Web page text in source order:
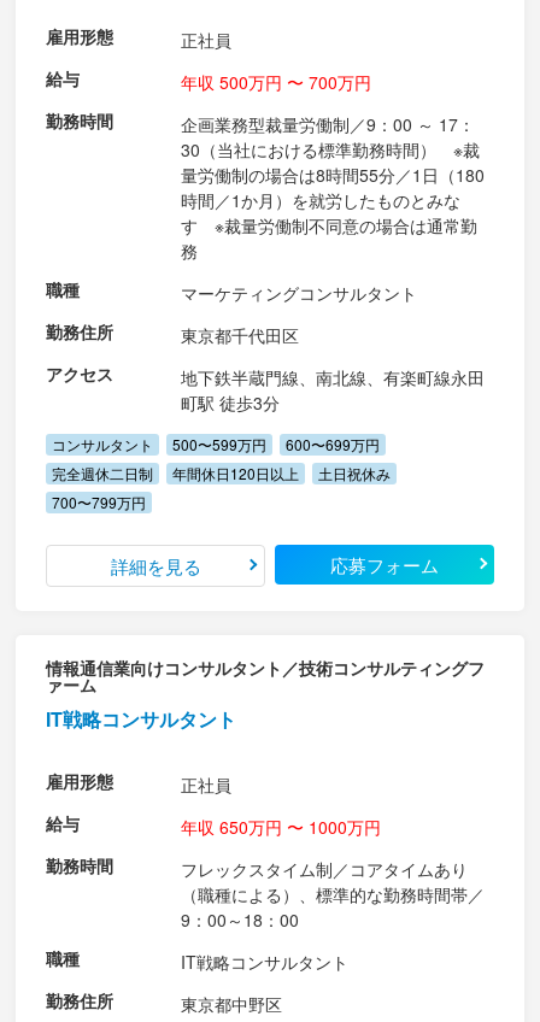
雇用形態
正社員
給与
年収 500万円 〜 700万円
勤務時間
企画業務型裁量労働制／9：00 ～ 17：
30（当社における標準勤務時間） ※裁
量労働制の場合は8時間55分／1日（180
時間／1か月）を就労したものとみな
す ※裁量労働制不同意の場合は通常勤
務
職種
マーケティングコンサルタント
勤務住所
東京都千代田区
アクセス
地下鉄半蔵門線、南北線、有楽町線永田
町駅 徒歩3分
コンサルタント 500〜599万円
600〜699万円
完全週休二日制
年間休日120日以上
土日祝休み
700〜799万円
詳細を見る 応募フォーム
情報通信業向けコンサルタント／技術コンサルティングフ
ァーム
IT戦略コンサルタント
雇用形態
正社員
給与
年収 650万円 〜 1000万円
勤務時間
フレックスタイム制／コアタイムあり
（職種による）、標準的な勤務時間帯／
9：00～18：00
職種
IT戦略コンサルタント
勤務住所
東京都中野区